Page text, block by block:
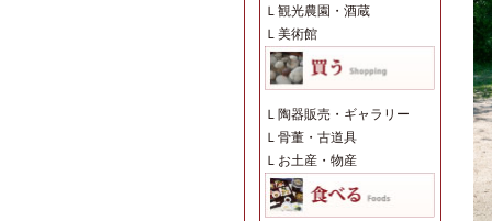
Ｌ 観光農園・酒蔵
Ｌ 美術館
Ｌ 陶器販売・ギャラリー
Ｌ 骨董・古道具
Ｌ お土産・物産